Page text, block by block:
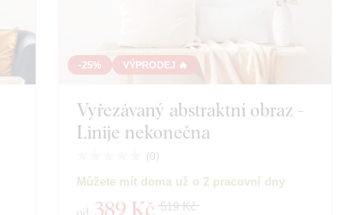
-25% VÝPRODEJ 🔥
Vyřezávaný abstraktní obraz -
Linije nekonečna
(0)
Můžete mít doma už o 2 pracovní dny
389 Kč 519 Kč